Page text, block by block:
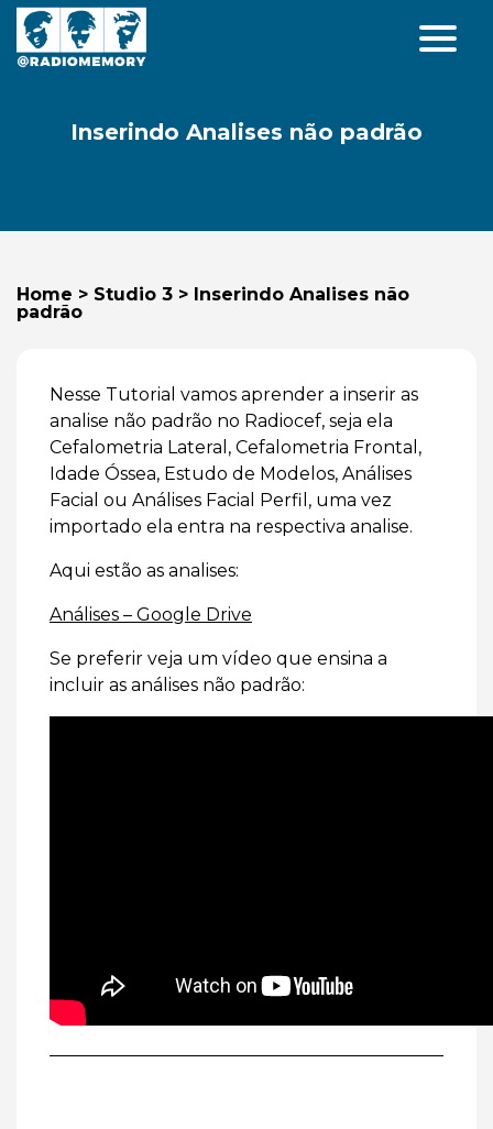
Inserindo Analises não padrão
Home > Studio 3 > Inserindo Analises não
padrão
Nesse Tutorial vamos aprender a inserir as
analise não padrão no Radiocef, seja ela
Cefalometria Lateral, Cefalometria Frontal,
Idade Óssea, Estudo de Modelos, Análises
Facial ou Análises Facial Perfil, uma vez
importado ela entra na respectiva analise.
Aqui estão as analises:
Análises – Google Drive
Se preferir veja um vídeo que ensina a
incluir as análises não padrão: